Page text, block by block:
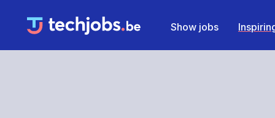
Show jobs